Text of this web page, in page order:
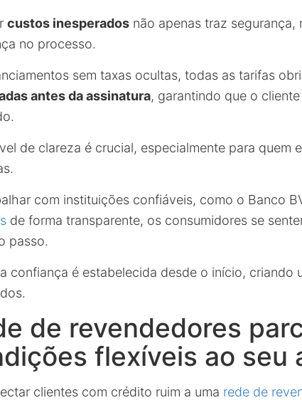
custos inesperados não apenas traz
no processo.
sem taxas ocultas, todas as tarifas
antes da assinatura, garantindo que o
de clareza é crucial, especialmente para quem
com instituições confiáveis, como o Banco
de forma transparente, os consumidores se
passo.
confiança é estabelecida desde o início, criando
de revendedores
flexíveis ao seu
clientes com crédito ruim a uma rede de